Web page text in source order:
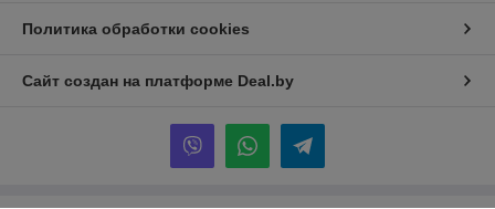
Политика обработки cookies
Сайт создан на платформе Deal.by